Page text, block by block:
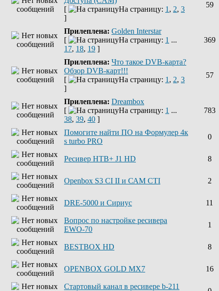
[
На страницу: 1 , 2, 3
]
59
Прилеплена: Golden Interstar
[
На страницу: 1 ...
17, 18, 19 ]
369
Прилеплена: Что такое DVB-карта?
Обзор DVB-карт!!!
[
На страницу: 1 , 2, 3
]
57
Прилеплена: Dreambox
[
На страницу: 1 ...
38, 39, 40 ]
783
Помогите найти ПО на Формулер 4к
s turbo PRO
0
Ресивер НТВ+ J1 HD 8
Openbox S3 CI II и САМ СТІ 2
DRE-5000 и Сириус 11
Вопрос по настройке ресивера
EWO-70
1
BESTBOX HD 8
OPENBOX GOLD MX7 16
Стартовый канал в ресивере b-211